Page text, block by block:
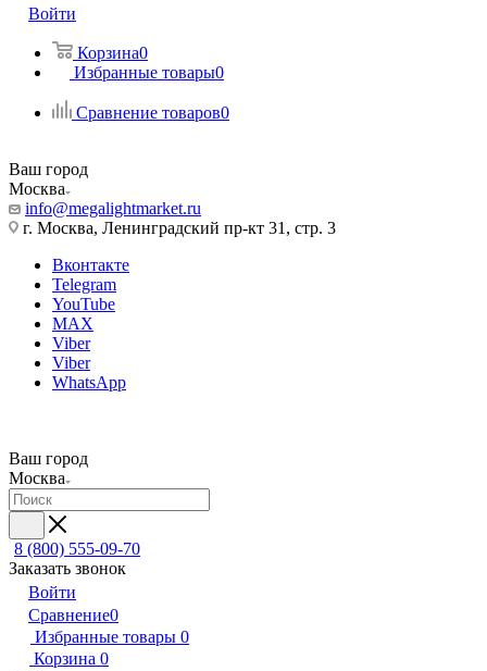
Войти
Корзина0
Избранные товары0
Сравнение товаров0
Ваш город
Москва
info@megalightmarket.ru
г. Москва, Ленинградский пр-кт 31, стр. 3
Вконтакте
Telegram
YouTube
MAX
Viber
Viber
WhatsApp
Ваш город
Москва
8 (800) 555-09-70
Заказать звонок
Войти
Сравнение0
Избранные товары 0
Корзина 0